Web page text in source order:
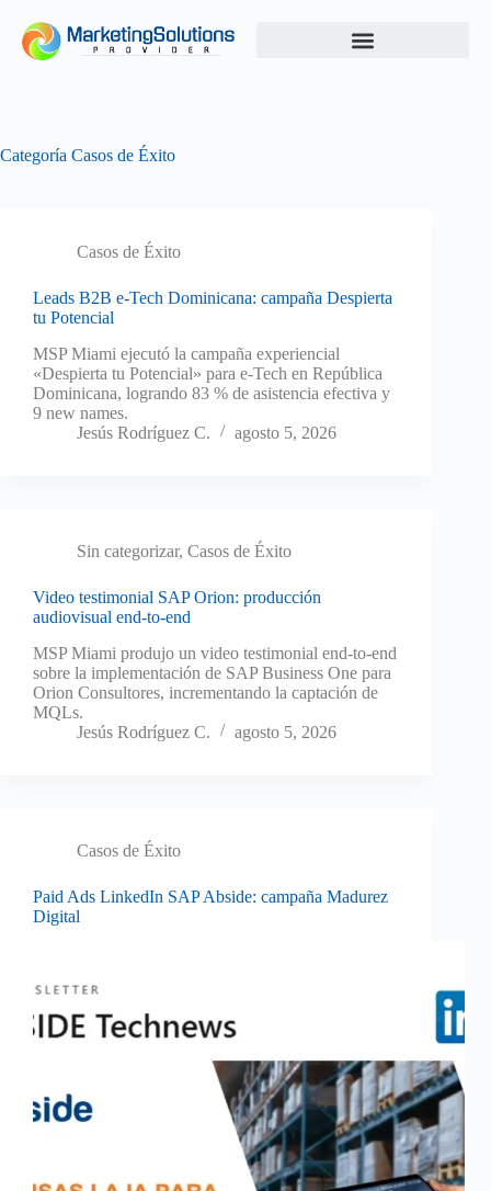
Categoría Casos de Éxito
Casos de Éxito
Leads B2B e-Tech Dominicana: campaña Despierta
tu Potencial
MSP Miami ejecutó la campaña experiencial
«Despierta tu Potencial» para e-Tech en República
Dominicana, logrando 83 % de asistencia efectiva y
9 new names.
Jesús Rodríguez C.
agosto 5, 2026
Sin categorizar, Casos de Éxito
Video testimonial SAP Orion: producción
audiovisual end-to-end
MSP Miami produjo un video testimonial end-to-end
sobre la implementación de SAP Business One para
Orion Consultores, incrementando la captación de
MQLs.
Jesús Rodríguez C.
agosto 5, 2026
Casos de Éxito
Paid Ads LinkedIn SAP Abside: campaña Madurez
Digital